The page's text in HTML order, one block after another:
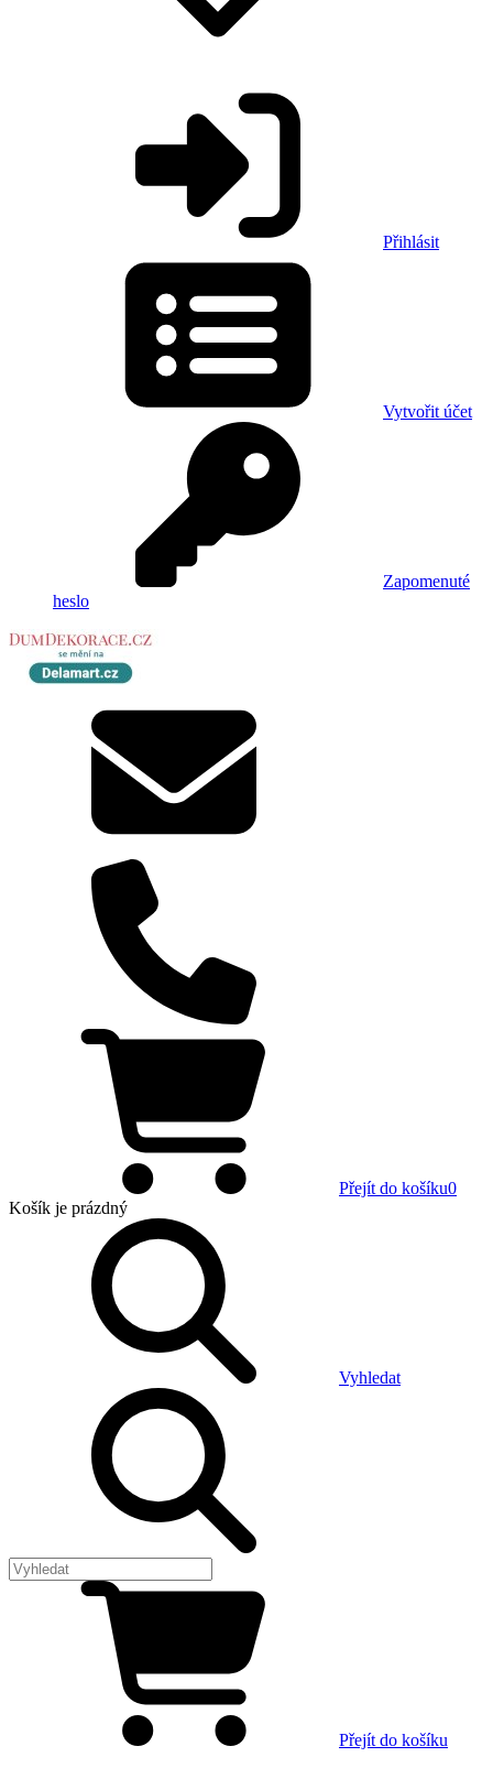
Přihlásit
Vytvořit účet
Zapomenuté
heslo
Přejít do košíku0
Košík je prázdný
Vyhledat
Přejít do košíku